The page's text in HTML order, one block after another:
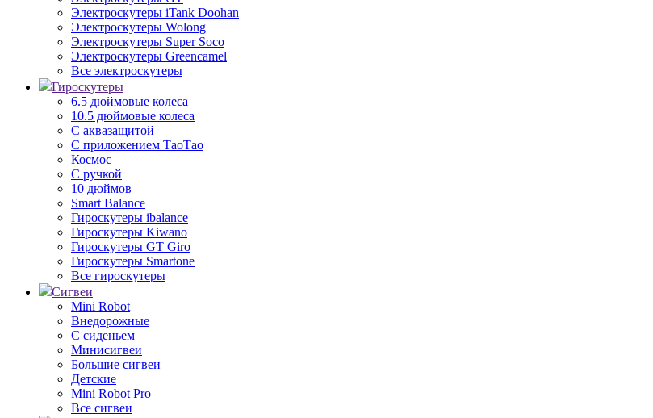
Электроскутеры iTank Doohan
Электроскутеры Wolong
Электроскутеры Super Soco
Электроскутеры Greencamel
Все электроскутеры
Гироскутеры
6.5 дюймовые колеса
10.5 дюймовые колеса
С аквазащитой
С приложением ТаоТао
Космос
С ручкой
10 дюймов
Smart Balance
Гироскутеры ibalance
Гироскутеры Kiwano
Гироскутеры GT Giro
Гироскутеры Smartone
Все гироскутеры
Сигвеи
Mini Robot
Внедорожные
С сиденьем
Минисигвеи
Большие сигвеи
Детские
Mini Robot Pro
Все сигвеи